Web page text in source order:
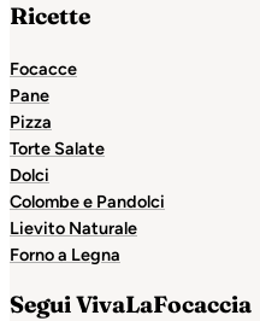
Ricette
Focacce
Pane
Pizza
Torte Salate
Dolci
Colombe e Pandolci
Lievito Naturale
Forno a Legna
Segui VivaLaFocaccia